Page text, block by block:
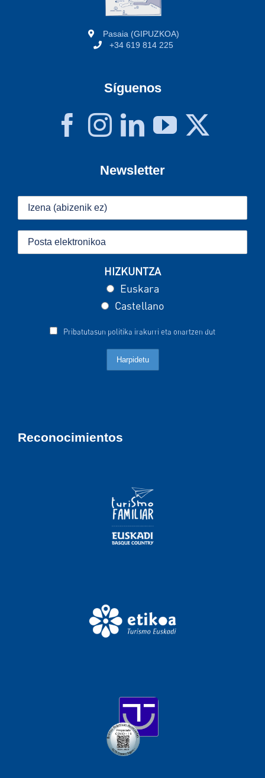
Pasaia (GIPUZKOA)
+34 619 814 225
Síguenos
Newsletter
HIZKUNTZA
Euskara
Castellano
Pribatutasun politika irakurri eta onartzen dut
Reconocimientos